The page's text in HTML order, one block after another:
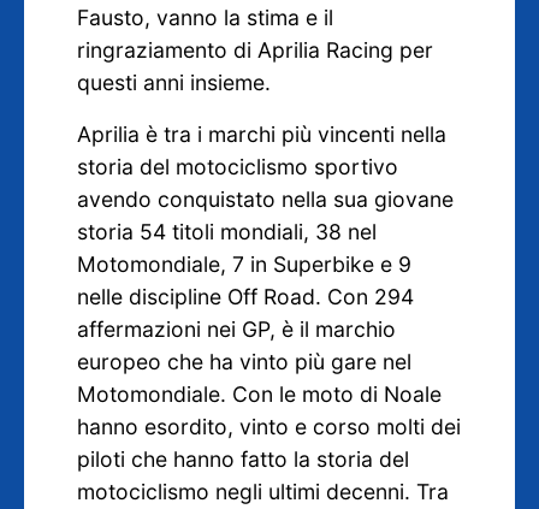
Fausto, vanno la stima e il
ringraziamento di Aprilia Racing per
questi anni insieme.
Aprilia è tra i marchi più vincenti nella
storia del motociclismo sportivo
avendo conquistato nella sua giovane
storia 54 titoli mondiali, 38 nel
Motomondiale, 7 in Superbike e 9
nelle discipline Off Road. Con 294
affermazioni nei GP, è il marchio
europeo che ha vinto più gare nel
Motomondiale. Con le moto di Noale
hanno esordito, vinto e corso molti dei
piloti che hanno fatto la storia del
motociclismo negli ultimi decenni. Tra